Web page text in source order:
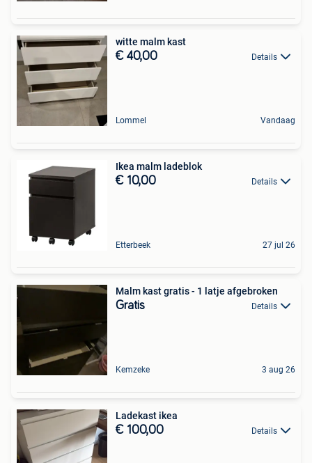
witte malm kast
€ 40,00 Details
Lommel Vandaag
Ikea malm ladeblok
€ 10,00 Details
Etterbeek 27 jul 26
Malm kast gratis - 1 latje afgebroken
Gratis Details
Kemzeke 3 aug 26
Ladekast ikea
€ 100,00 Details